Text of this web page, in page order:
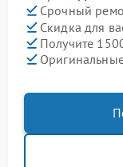
Срочный
Скидка для
Получите